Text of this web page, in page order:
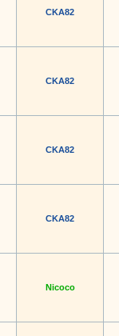
CKA82
CKA82
CKA82
CKA82
Nicoco